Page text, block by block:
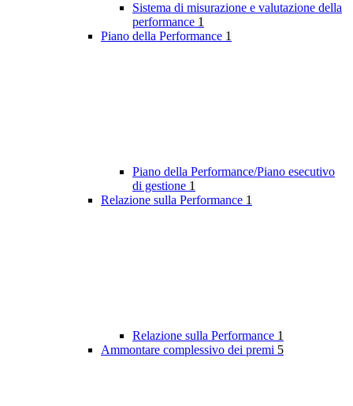
Sistema di misurazione e valutazione della
performance 1
Piano della Performance 1
Piano della Performance/Piano esecutivo
di gestione 1
Relazione sulla Performance 1
Relazione sulla Performance 1
Ammontare complessivo dei premi 5